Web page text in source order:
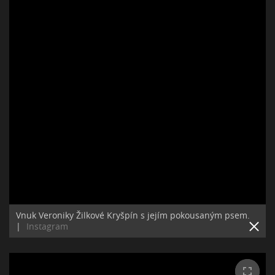
Vnuk Veroniky Žilkové Kryšpín s jejím pokousaným psem.
|
Instagram